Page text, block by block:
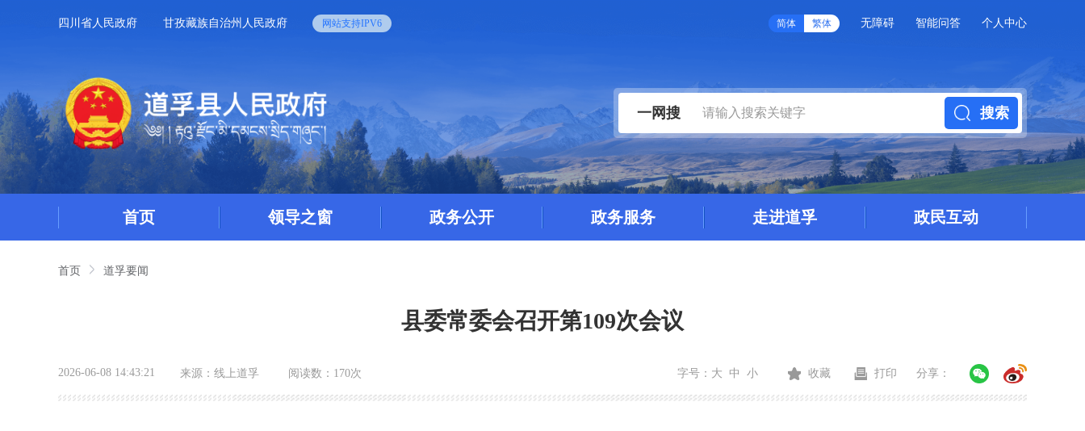
四川省人民政府 甘孜藏族自治州人民政府 网站支持IPV6 简体 繁体 无障碍 智能问答 个人中心
一网搜 搜索
首页 领导之窗 政务公开 政务服务 走进道孚 政民互动
首页 道孚要闻
县委常委会召开第109次会议
2026-06-08 14:43:21 来源： 线上道孚 阅读数： 170次 字号： 大 中 小 收藏 打印 分享：